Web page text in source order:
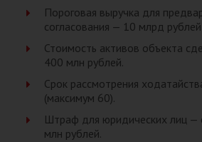
Пороговая выручка для
согласования — 10 млрд
Стоимость активов объекта
400 млн рублей.
Срок рассмотрения
(максимум 60).
Штраф для юридических лиц —
млн рублей.